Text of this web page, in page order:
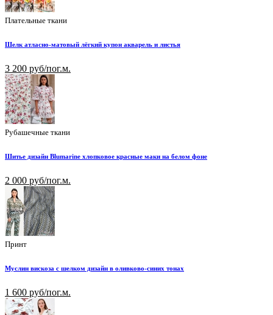
Плательные ткани
Шелк атласно-матовый лёгкий купон акварель и листья
3 200 руб/пог.м.
Рубашечные ткани
Шитье дизайн Blumarine хлопковое красные маки на белом фоне
2 000 руб/пог.м.
Принт
Муслин вискоза с шелком дизайн в оливково-синих тонах
1 600 руб/пог.м.